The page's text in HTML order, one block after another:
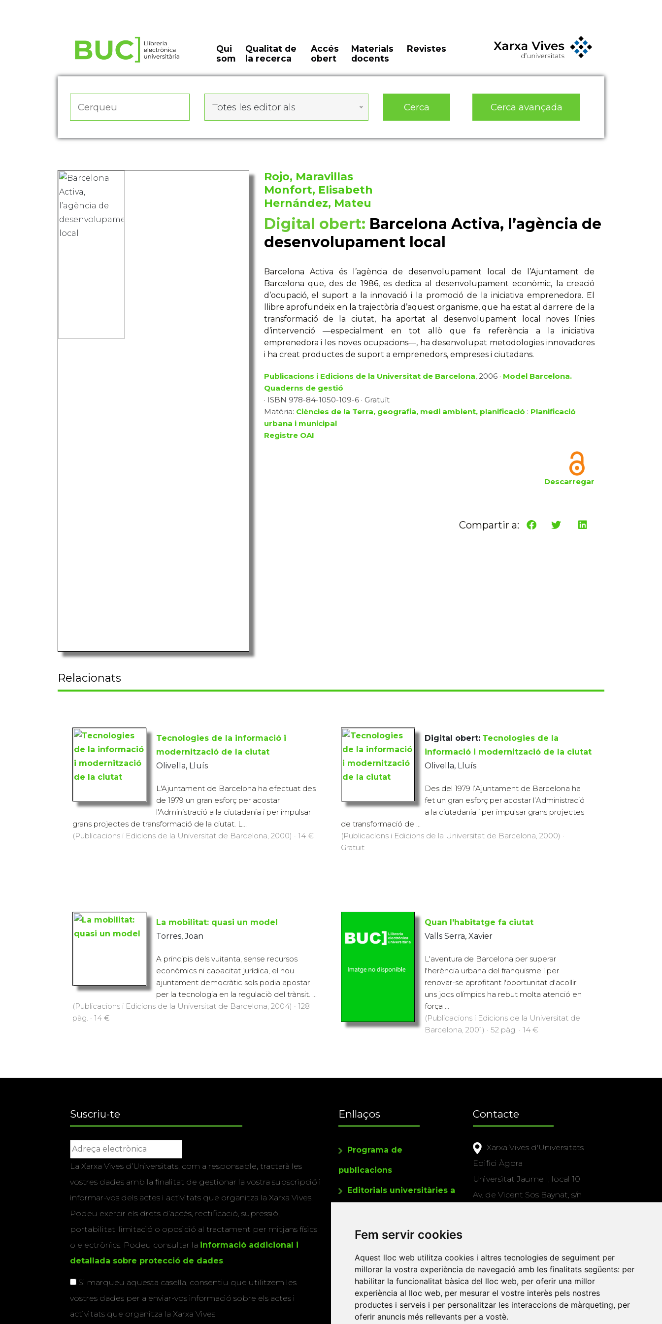
Fem servir cookies
Aquest lloc web utilitza cookies i altres tecnologies de seguiment per
millorar la vostra experiència de navegació amb les finalitats següents: per
habilitar la funcionalitat bàsica del lloc web, per oferir una millor
experiència al lloc web, per mesurar el vostre interès pels nostres
productes i serveis i per personalitzar les interaccions de màrqueting, per
oferir anuncis més rellevants per a vostè.
Qui
som
Qualitat de
la recerca
Accés
obert
Materials
docents
Revistes
Totes les editorials Cerca Cerca avançada
Rojo, Maravillas
Monfort, Elisabeth
Hernández, Mateu
Digital obert: Barcelona Activa, l’agència de
desenvolupament local
Barcelona Activa és l’agència de desenvolupament local de l’Ajuntament de
Barcelona que, des de 1986, es dedica al desenvolupament econòmic, la creació
d’ocupació, el suport a la innovació i la promoció de la iniciativa emprenedora. El
llibre aprofundeix en la trajectòria d’aquest organisme, que ha estat al darrere de la
transformació de la ciutat, ha aportat al desenvolupament local noves línies
d’intervenció —especialment en tot allò que fa referència a la iniciativa
emprenedora i les noves ocupacions—, ha desenvolupat metodologies innovadores
i ha creat productes de suport a emprenedors, empreses i ciutadans.
Publicacions i Edicions de la Universitat de Barcelona, 2006 · Model Barcelona.
Quaderns de gestió
· ISBN 978-84-1050-109-6 · Gratuït
Matèria: Ciències de la Terra, geografia, medi ambient, planificació : Planificació
urbana i municipal
Registre OAI
Descarregar
Compartir a:
Relacionats
Tecnologies de la informació i
modernització de la ciutat
Olivella, Lluís
L'Ajuntament de Barcelona ha efectuat des
de 1979 un gran esforç per acostar
l'Administració a la ciutadania i per impulsar
grans projectes de transformació de la ciutat. L...
(Publicacions i Edicions de la Universitat de Barcelona, 2000) · 14 €
Digital obert: Tecnologies de la
informació i modernització de la ciutat
Olivella, Lluís
Des del 1979 l’Ajuntament de Barcelona ha
fet un gran esforç per acostar l’Administració
a la ciutadania i per impulsar grans projectes
de transformació de ...
(Publicacions i Edicions de la Universitat de Barcelona, 2000) ·
Gratuït
La mobilitat: quasi un model
Torres, Joan
A principis dels vuitanta, sense recursos
econòmics ni capacitat jurídica, el nou
ajuntament democràtic sols podia apostar
per la tecnologia en la regulaciò del trànsit. ...
(Publicacions i Edicions de la Universitat de Barcelona, 2004) · 128
pàg. · 14 €
Quan l'habitatge fa ciutat
Valls Serra, Xavier
L'aventura de Barcelona per superar
l'herència urbana del franquisme i per
renovar-se aprofitant l'oportunitat d'acollir
uns jocs olímpics ha rebut molta atenció en
força ...
(Publicacions i Edicions de la Universitat de
Barcelona, 2001) · 52 pàg. · 14 €
Suscriu-te
La Xarxa Vives d’Universitats, com a responsable, tractarà les
vostres dades amb la finalitat de gestionar la vostra subscripció i
informar-vos dels actes i activitats que organitza la Xarxa Vives.
Podeu exercir els drets d’accés, rectificació, supressió,
portabilitat, limitació o oposició al tractament per mitjans físics
o electrònics. Podeu consultar la informació addicional i
detallada sobre protecció de dades.
Si marqueu aquesta casella, consentiu que utilitzem les
vostres dades per a enviar-vos informació sobre els actes i
activitats que organitza la Xarxa Vives.
Enllaços
Programa de
publicacions
Editorials universitàries a
Contacte
Xarxa Vives d'Universitats
Edifici Àgora
Universitat Jaume I, local 10
Av. de Vicent Sos Baynat, s/n
Amb el suport
de